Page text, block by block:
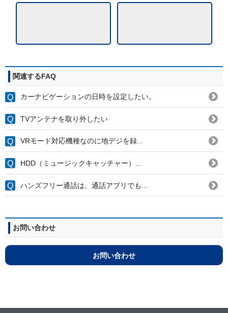
関連するFAQ
カーナビゲーションの日時を設定したい。
TVアンテナを取り外したい
VRモード対応機種なのに地デジを録...
HDD（ミュージックキャッチャー）...
ハンズフリー通話は、通話アプリでも...
お問い合わせ
お問い合わせ